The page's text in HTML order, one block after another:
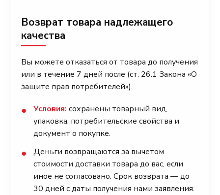
Возврат товара надлежащего
качества
Вы можете отказаться от товара до получения
или в течение 7 дней после (ст. 26.1 Закона «О
защите прав потребителей»).
● Условия: сохранены товарный вид,
упаковка, потребительские свойства и
документ о покупке.
●
Деньги возвращаются за вычетом
стоимости доставки товара до вас, если
иное не согласовано. Срок возврата — до
30 дней с даты получения нами заявления.